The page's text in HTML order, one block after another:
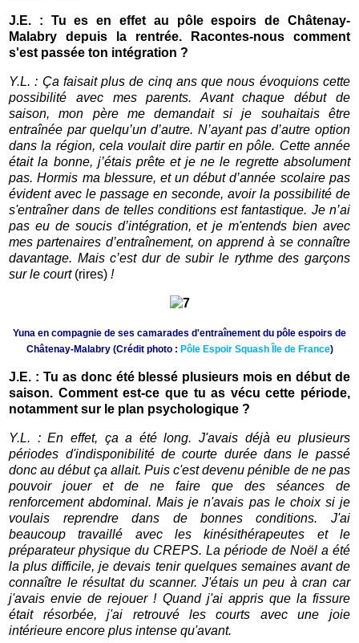
J.E. : Tu es en effet au pôle espoirs de Châtenay-
Malabry depuis la rentrée. Racontes-nous comment
s'est passée ton intégration ?
Y.L. : Ça faisait plus de cinq ans que nous évoquions cette
possibilité avec mes parents. Avant chaque début de
saison, mon père me demandait si je souhaitais être
entraînée par quelqu’un d’autre. N’ayant pas d’autre option
dans la région, cela voulait dire partir en pôle. Cette année
était la bonne, j’étais prête et je ne le regrette absolument
pas. Hormis ma blessure, et un début d’année scolaire pas
évident avec le passage en seconde, avoir la possibilité de
s'entraîner dans de telles conditions est fantastique. Je n’ai
pas eu de soucis d’intégration, et je m'entends bien avec
mes partenaires d’entraînement, on apprend à se connaître
davantage. Mais c’est dur de subir le rythme des garçons
sur le court(rires) !
Yuna en compagnie de ses camarades d'entraînement du pôle espoirs de
Châtenay-Malabry (Crédit photo : Pôle Espoir Squash Île de France)
J.E. : Tu as donc été blessé plusieurs mois en début de
saison. Comment est-ce que tu as vécu cette période,
notamment sur le plan psychologique ?
Y.L. : En effet, ça a été long. J'avais déjà eu plusieurs
périodes d'indisponibilité de courte durée dans le passé
donc au début ça allait. Puis c'est devenu pénible de ne pas
pouvoir jouer et de ne faire que des séances de
renforcement abdominal. Mais je n'avais pas le choix si je
voulais reprendre dans de bonnes conditions. J'ai
beaucoup travaillé avec les kinésithérapeutes et le
préparateur physique du CREPS. La période de Noël a été
la plus difficile, je devais tenir quelques semaines avant de
connaître le résultat du scanner. J'étais un peu à cran car
j'avais envie de rejouer ! Quand j'ai appris que la fissure
était résorbée, j'ai retrouvé les courts avec une joie
intérieure encore plus intense qu'avant.